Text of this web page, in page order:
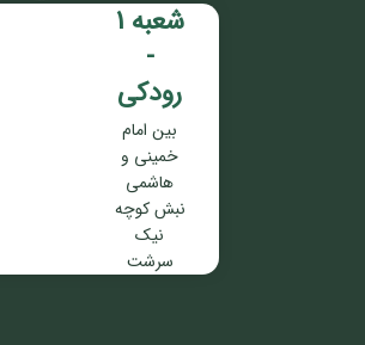
شعبه 1
-
رودکی
بین امام
خمینی و
هاشمی
نبش کوچه
نیک
سرشت